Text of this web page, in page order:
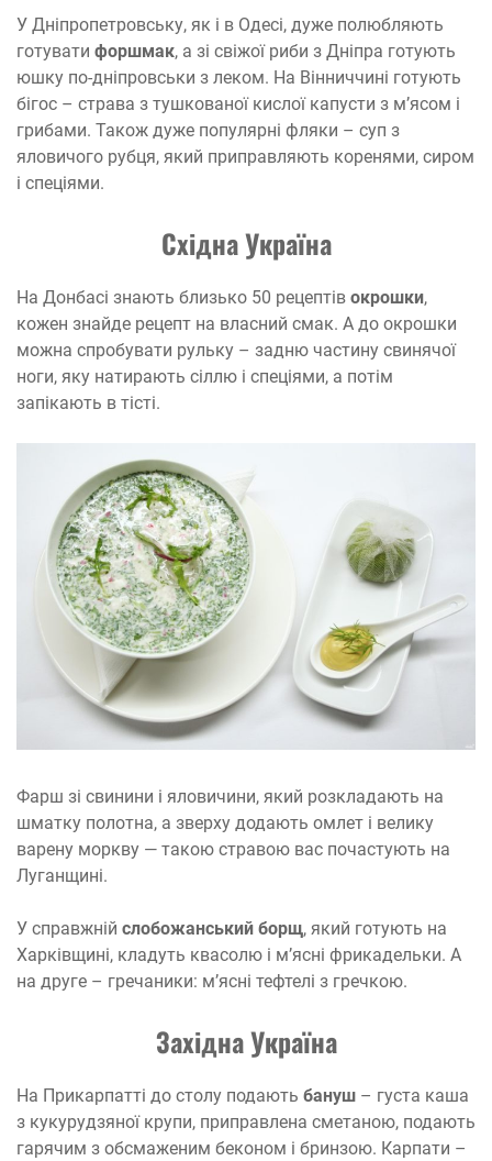
У Дніпропетровську, як і в Одесі, дуже полюбляють
готувати форшмак, а зі свіжої риби з Дніпра готують
юшку по-дніпровськи з леком. На Вінниччині готують
бігос – страва з тушкованої кислої капусти з м’ясом і
грибами. Також дуже популярні фляки – суп з
яловичого рубця, який приправляють коренями, сиром
і спеціями.
Східна Україна
На Донбасі знають близько 50 рецептів окрошки,
кожен знайде рецепт на власний смак. А до окрошки
можна спробувати рульку – задню частину свинячої
ноги, яку натирають сіллю і спеціями, а потім
запікають в тісті.
Фарш зі свинини і яловичини, який розкладають на
шматку полотна, а зверху додають омлет і велику
варену моркву — такою стравою вас почастують на
Луганщині.
У справжній слобожанський борщ, який готують на
Харківщині, кладуть квасолю і м’ясні фрикадельки. А
на друге – гречаники: м’ясні тефтелі з гречкою.
Західна Україна
На Прикарпатті до столу подають бануш – густа каша
з кукурудзяної крупи, приправлена сметаною, подають
гарячим з обсмаженим беконом і бринзою. Карпати –